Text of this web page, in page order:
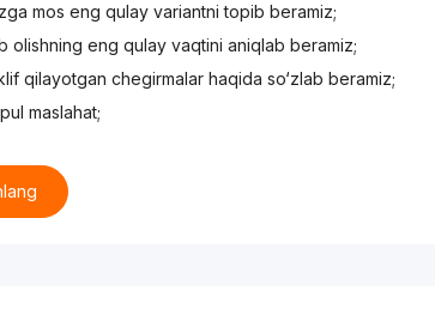
mos eng qulay variantni topib beramiz;
olishning eng qulay vaqtini aniqlab beramiz;
qilayotgan chegirmalar haqida so‘zlab beramiz;
maslahat;